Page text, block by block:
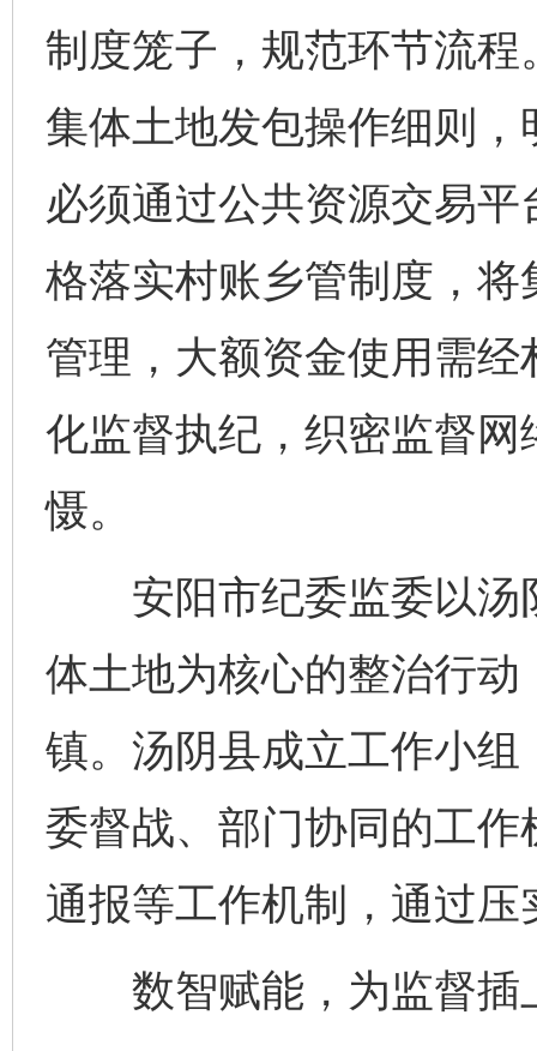
制度笼子，规范环节流
集体土地发包操作细则
必须通过公共资源交易
格落实村账乡管制度，
管理，大额资金使用需
化监督执纪，织密监督
慑。
安阳市纪委监委以汤
体土地为核心的整治行
镇。汤阴县成立工作小
委督战、部门协同的工
通报等工作机制，通过
数智赋能，为监督插